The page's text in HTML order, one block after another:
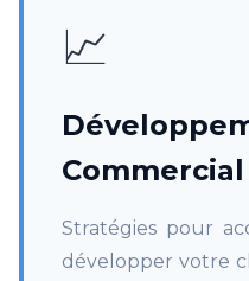
📈
Commercial
Stratégies pour
développer votre